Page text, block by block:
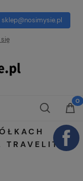
sklep@nosimysie.pl
TRAVELITE